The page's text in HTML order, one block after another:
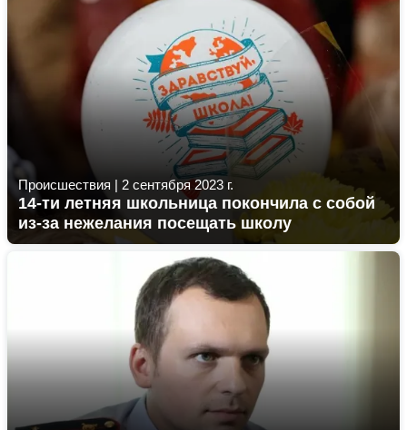
Происшествия | 2 сентября 2023 г.
14-ти летняя школьница покончила с собой
из-за нежелания посещать школу